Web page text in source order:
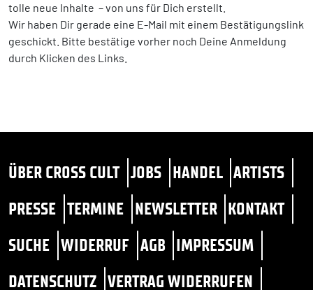
tolle neue Inhalte – von uns für Dich erstellt.
Wir haben Dir gerade eine E-Mail mit einem Bestätigungslink
geschickt. Bitte bestätige vorher noch Deine Anmeldung
durch Klicken des Links.
ÜBER CROSS CULT JOBS HANDEL ARTISTS
PRESSE TERMINE NEWSLETTER KONTAKT
SUCHE WIDERRUF AGB IMPRESSUM
DATENSCHUTZ VERTRAG WIDERRUFEN